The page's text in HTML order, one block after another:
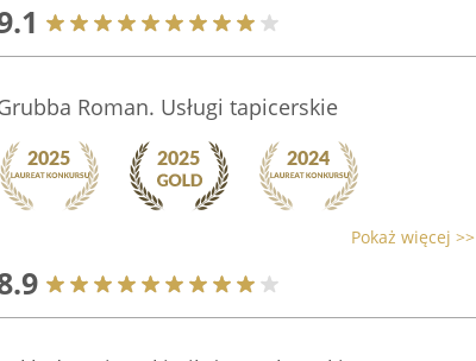
Roman. Usługi tapicerskie
Pokaż więcej >>